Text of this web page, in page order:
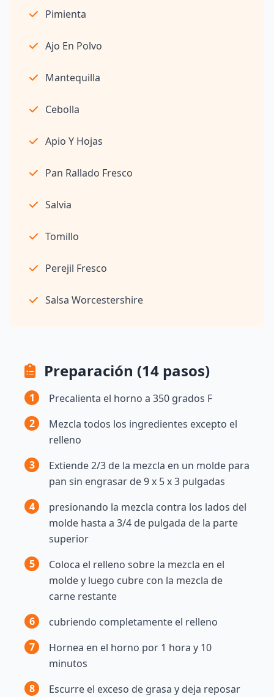
Pimienta
Ajo En Polvo
Mantequilla
Cebolla
Apio Y Hojas
Pan Rallado Fresco
Salvia
Tomillo
Perejil Fresco
Salsa Worcestershire
Preparación (14 pasos)
1
Precalienta el horno a 350 grados F
2
Mezcla todos los ingredientes excepto el
relleno
3
Extiende 2/3 de la mezcla en un molde para
pan sin engrasar de 9 x 5 x 3 pulgadas
4
presionando la mezcla contra los lados del
molde hasta a 3/4 de pulgada de la parte
superior
5
Coloca el relleno sobre la mezcla en el
molde y luego cubre con la mezcla de
carne restante
6
cubriendo completamente el relleno
7
Hornea en el horno por 1 hora y 10
minutos
8
Escurre el exceso de grasa y deja reposar